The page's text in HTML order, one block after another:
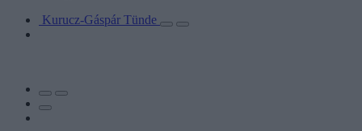
Kurucz-Gáspár Tünde